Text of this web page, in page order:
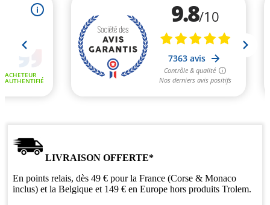
LIVRAISON OFFERTE*
En points relais, dès 49 € pour la France (Corse & Monaco
inclus) et la Belgique et 149 € en Europe hors produits Trolem.